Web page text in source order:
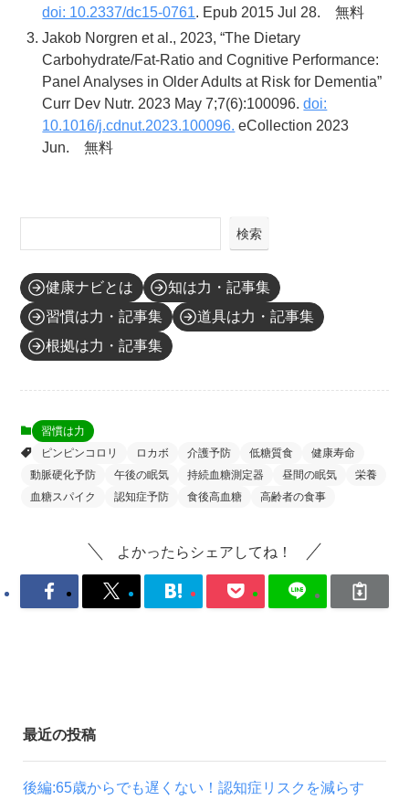
doi: 10.2337/dc15-0761. Epub 2015 Jul 28. 無料
Jakob Norgren et al., 2023, “The Dietary
Carbohydrate/Fat-Ratio and Cognitive Performance:
Panel Analyses in Older Adults at Risk for Dementia”
Curr Dev Nutr. 2023 May 7;7(6):100096.doi:
10.1016/j.cdnut.2023.100096. eCollection 2023
Jun. 無料
検索
健康ナビとは
知は力・記事集
習慣は力・記事集
道具は力・記事集
根拠は力・記事集
習慣は力
ピンピンコロリ
ロカボ 介護予防 低糖質食
健康寿命
動脈硬化予防
午後の眠気 持続血糖測定器 昼間の眠気
栄養
血糖スパイク
認知症予防 食後高血糖 高齢者の食事
よかったらシェアしてね！
最近の投稿
後編:65歳からでも遅くない！認知症リスクを減らす